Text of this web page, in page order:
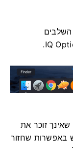
זוכר את
באפשרות שחזור